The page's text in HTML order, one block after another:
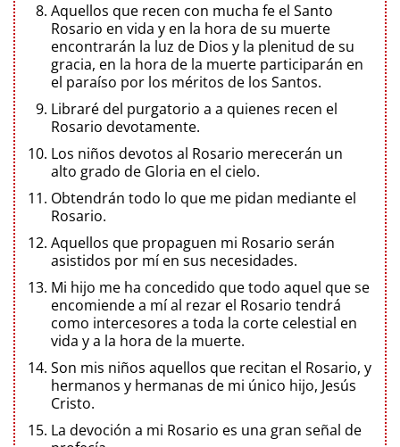
Aquellos que recen con mucha fe el Santo
Rosario en vida y en la hora de su muerte
encontrarán la luz de Dios y la plenitud de su
gracia, en la hora de la muerte participarán en
el paraíso por los méritos de los Santos.
Libraré del purgatorio a a quienes recen el
Rosario devotamente.
Los niños devotos al Rosario merecerán un
alto grado de Gloria en el cielo.
Obtendrán todo lo que me pidan mediante el
Rosario.
Aquellos que propaguen mi Rosario serán
asistidos por mí en sus necesidades.
Mi hijo me ha concedido que todo aquel que se
encomiende a mí al rezar el Rosario tendrá
como intercesores a toda la corte celestial en
vida y a la hora de la muerte.
Son mis niños aquellos que recitan el Rosario, y
hermanos y hermanas de mi único hijo, Jesús
Cristo.
La devoción a mi Rosario es una gran señal de